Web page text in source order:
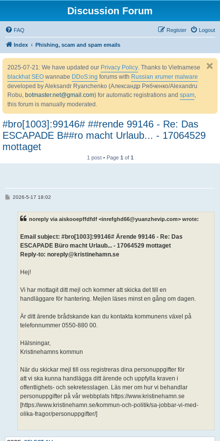
Discussion Forum
FAQ Logout
Register
Index Phishing, scam and spam emails
2025-07-21: We have updated our Privacy Policy. Thanks to Vietnamese
blackhat SEO wannabe DDoS:ing forums with Russian xrumer malware
developed by Aleksandr Ryanchenko (Александр Рябченко/Alexandru
Robu, botmaster.net@gmail.com) for automatic registrations and spam,
this forum is manually moderated.
#bro[1003]:99146# ##rende 99146 - Re: Das
ESCAPADE B##ro macht Urlaub... - 17064529
mottaget
1 post • Page 1 of 1
P2026-5-17 18:02
noreply via aiskooepffdfdf <inrefghd66@yuanzhevip.com> wrote:
Email subject: #bro[1003]:99146# Ärende 99146 - Re: Das
ESCAPADE Büro macht Urlaub... - 17064529 mottaget
Reply-to: noreply@kristinehamn.se
Hej!
Vi har mottagit ditt mejl och kommer att skicka det till en
handläggare för hantering. Mejlen läses minst en gång om dagen.
Är ditt ärende brådskande kan du kontakta kommunens växel på
telefonnummer 0550-880 00.
Hälsningar,
Kristinehamns kommun
När du skickar mejl till oss registreras dina personuppgifter för
att vi ska kunna handlägga ditt ärende och uppfylla kraven i
offentlighets- och sekretesslagen. Läs mer om hur vi behandlar
personuppgifter på vår webbplats https://www.kristinehamn.se
[https://www.kristinehamn.se/kommun-och-politik/sa-jobbar-vi-med-
olika-fragor/personuppgifter/]